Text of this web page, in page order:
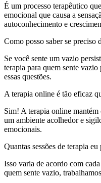
É um processo terapêutico
emocional que causa a
autoconhecimento e
Como posso saber se preciso
Se você sente um vazio
terapia para quem sente
essas questões.
A terapia online é tão eficaz
Sim! A terapia online
um ambiente acolhedor e
emocionais.
Quantas sessões de terapia eu
Isso varia de acordo com
quem sente vazio,